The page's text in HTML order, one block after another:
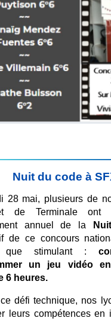
Nuit du code à
28 mai, plusieurs de
de Terminale ont
annuel de la
de ce concours
que stimulant :
un jeu vidéo
6 heures.
défi technique, nos
leurs compétences en